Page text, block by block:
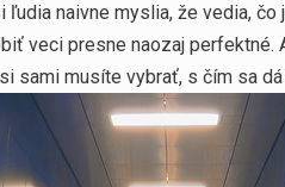
naivne myslia, že vedia, čo
veci presne naozaj perfektné.
sami musíte vybrať, s čím sa dá